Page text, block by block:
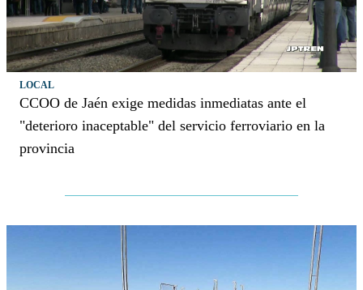
LOCAL
CCOO de Jaén exige medidas inmediatas ante el
"deterioro inaceptable" del servicio ferroviario en la
provincia